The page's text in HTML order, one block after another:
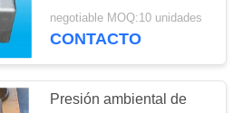
del
23
vivienda
negotiable MOQ:10 unidades
CONTACTO
Presión ambiental de